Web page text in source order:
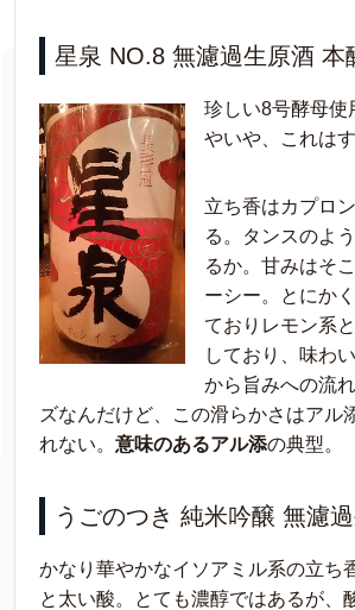
星泉 NO.8 無濾過生原酒
珍しい8号酵母使
やいや、これはす
立ち香はカプロ
る。タンスのよ
るか。甘みはそ
ーシー。とにか
ておりレモン系
しており、味わ
から旨みへの流
ズなんだけど、この滑らかさはアル
れない。 意味のあるアル添の典型。
うごのつき 純米吟醸 無濾
かなり華やかなイソアミル系の立ち
と太い酸。とても濃醇ではあるが、